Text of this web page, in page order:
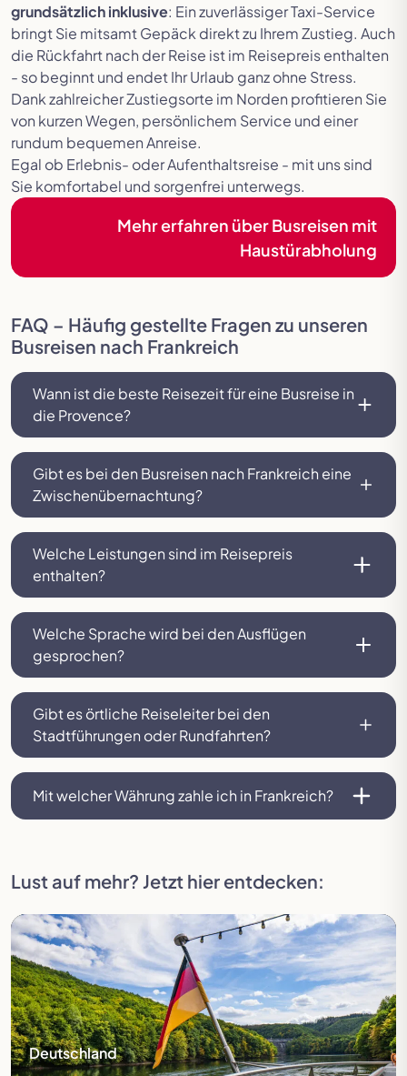
grundsätzlich inklusive: Ein zuverlässiger Taxi-Service
bringt Sie mitsamt Gepäck direkt zu Ihrem Zustieg. Auch
die Rückfahrt nach der Reise ist im Reisepreis enthalten
- so beginnt und endet Ihr Urlaub ganz ohne Stress.
Dank zahlreicher Zustiegsorte im Norden profitieren Sie
von kurzen Wegen, persönlichem Service und einer
rundum bequemen Anreise.
Egal ob Erlebnis- oder Aufenthaltsreise - mit uns sind
Sie komfortabel und sorgenfrei unterwegs.
Mehr erfahren über Busreisen mit
Haustürabholung
FAQ – Häufig gestellte Fragen zu unseren
Busreisen nach Frankreich
Wann ist die beste Reisezeit für eine Busreise in
die Provence?
Gibt es bei den Busreisen nach Frankreich eine
Zwischenübernachtung?
Welche Leistungen sind im Reisepreis
enthalten?
Welche Sprache wird bei den Ausflügen
gesprochen?
Gibt es örtliche Reiseleiter bei den
Stadtführungen oder Rundfahrten?
Mit welcher Währung zahle ich in Frankreich?
Lust auf mehr? Jetzt hier entdecken:
Mehr erfahren
Deutschland